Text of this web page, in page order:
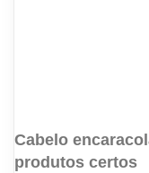
Cabelo
produtos certos